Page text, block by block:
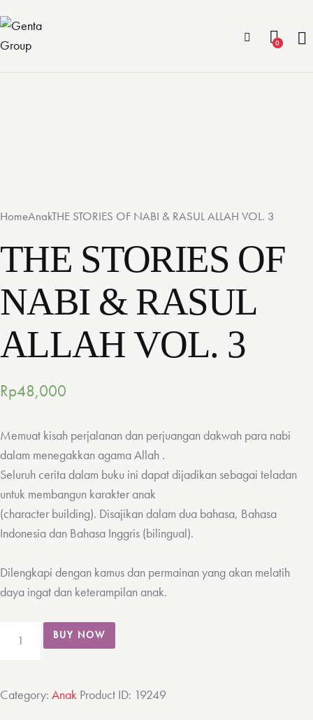
0
HomeAnakTHE STORIES OF NABI & RASUL ALLAH VOL. 3
THE STORIES OF
NABI & RASUL
ALLAH VOL. 3
Rp48,000
Memuat kisah perjalanan dan perjuangan dakwah para nabi
dalam menegakkan agama Allah .
Seluruh cerita dalam buku ini dapat dijadikan sebagai teladan
untuk membangun karakter anak
(character building). Disajikan dalam dua bahasa, Bahasa
Indonesia dan Bahasa Inggris (bilingual).
Dilengkapi dengan kamus dan permainan yang akan melatih
daya ingat dan keterampilan anak.
NABI
BUY NOW
Category: Anak Product ID: 19249